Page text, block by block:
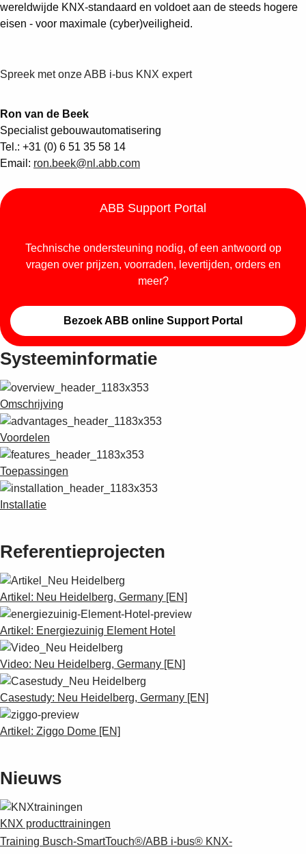
Suggestions
wereldwijde KNX-standaard en voldoet aan de steeds hogere
eisen - voor maximale (cyber)veiligheid.
Spreek met onze ABB i-bus KNX expert
Ron van de Beek
Specialist gebouwautomatisering
Tel.: +31 (0) 6 51 35 58 14
Email: ron.beek@nl.abb.com
ABB Support Portal
Technische ondersteuning nodig, of een antwoord op
vragen over prijzen, voorraden, levertijden, orders en
meer?
Bezoek ABB online Support Portal
Systeeminformatie
Omschrijving
Voordelen
Toepassingen
Installatie
Referentieprojecten
Artikel: Neu Heidelberg, Germany [EN]
Artikel: Energiezuinig Element Hotel
Video: Neu Heidelberg, Germany [EN]
Casestudy: Neu Heidelberg, Germany [EN]
Artikel: Ziggo Dome [EN]
Nieuws
KNX producttrainingen
Training Busch-SmartTouch®/ABB i-bus® KNX-